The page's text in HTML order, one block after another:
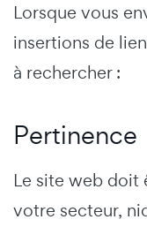
Lorsque vous
insertions de
à rechercher :
Pertinence
Le site web doit
votre secteur,